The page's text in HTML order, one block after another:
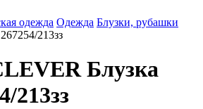
одежда Одежда Блузки, рубашки
213зз
Блузка
213зз